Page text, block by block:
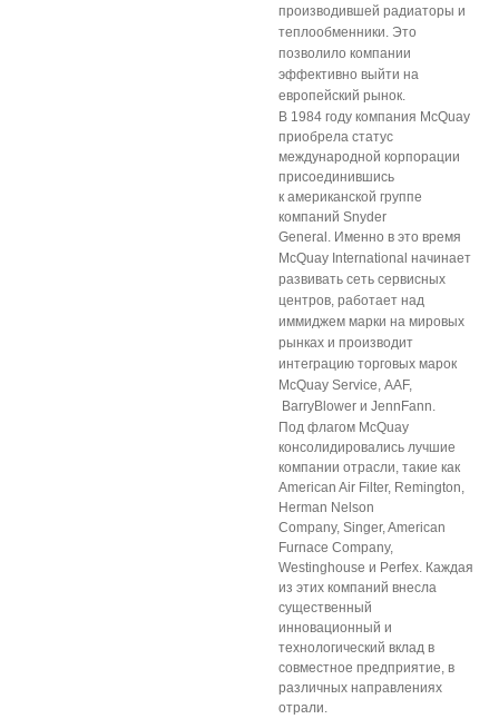
производившей радиаторы и
теплообменники. Это
позволило компании
эффективно выйти на
европейский рынок.
В 1984 году компания McQuay
приобрела статус
международной корпорации
присоединившись
к американской группе
компаний Snyder
General. Именно в это время
McQuay International начинает
развивать сеть сервисных
центров, работает над
иммиджем марки на мировых
рынках и производит
интеграцию торговых марок
McQuay Service, AAF,
BarryBlower и JennFann.
Под флагом McQuay
консолидировались лучшие
компании отрасли, такие как
American Air Filter, Remington,
Herman Nelson
Company, Singer, American
Furnace Company,
Westinghouse и Perfex. Каждая
из этих компаний внесла
существенный
инновационный и
технологический вклад в
совместное предприятие, в
различных направлениях
отрали.